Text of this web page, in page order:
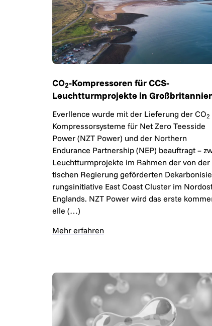
CO2-Kompressoren für CCS-
Leuchtturmprojekte in
Everllence wur­de mit der Lie­fe­rung der CO2
Kom­pres­sor­sys­te­me für Net Zero Teesside
Power (NZT Power) und der Northern
Endurance Part­ner­ship (NEP) be­auf­tragt –
Leucht­turm­pro­jek­te im Rah­men der von
ti­schen Re­gie­rung ge­för­der­ten
rungs­ini­ti­a­ti­ve East Coast Cluster im
Eng­lands. NZT Power wird das ers­te
el­le (…)
Mehr erfahren